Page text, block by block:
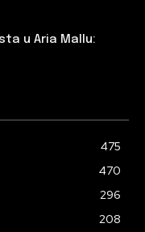
u Aria Mallu:
475
470
296
208